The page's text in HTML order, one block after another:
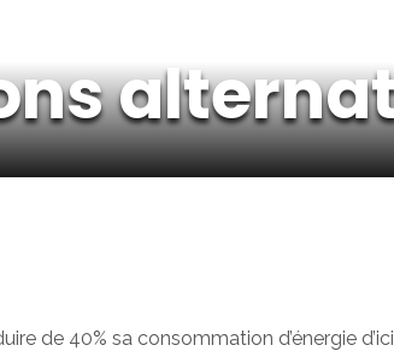
de 40% sa consommation d’énergie